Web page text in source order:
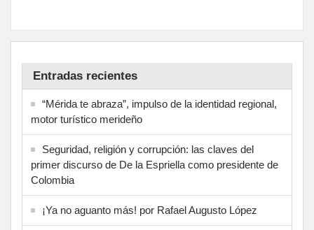
Entradas recientes
“Mérida te abraza”, impulso de la identidad regional,
motor turístico merideño
Seguridad, religión y corrupción: las claves del
primer discurso de De la Espriella como presidente de
Colombia
¡Ya no aguanto más! por Rafael Augusto López